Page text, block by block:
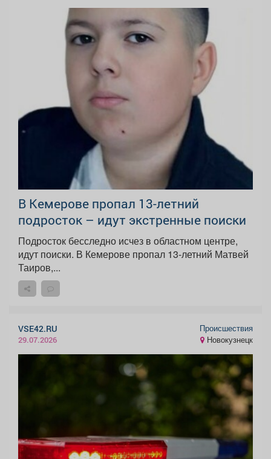
В Кемерове пропал 13-летний
подросток – идут экстренные поиски
Подросток бесследно исчез в областном центре,
идут поиски. В Кемерове пропал 13-летний Матвей
Таиров,...
VSE42.RU
29.07.2026
Происшествия
Новокузнецк